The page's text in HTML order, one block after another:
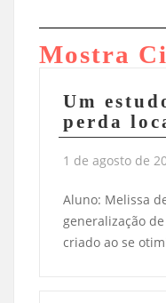
Mostra
Um
perda
1 de agosto de
Aluno: Melissa
generalização
criado ao se